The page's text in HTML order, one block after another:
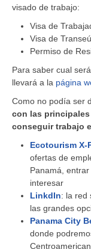
visado de trabajo:
Visa de
Visa de
Permiso de
Para saber cual
llevará a la página
Como no podía ser
con las
conseguir trabajo
Ecotourism X-
ofertas de
Panamá,
interesar
LinkdIn: la red
las grandes
Panama City
donde